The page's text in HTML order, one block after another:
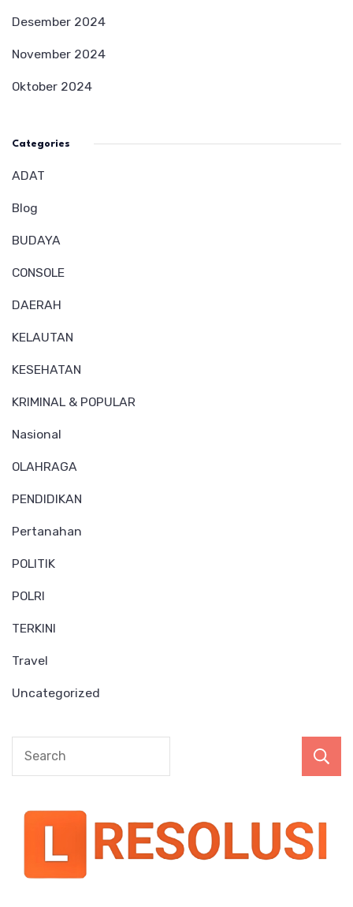
Desember 2024
November 2024
Oktober 2024
Categories
ADAT
Blog
BUDAYA
CONSOLE
DAERAH
KELAUTAN
KESEHATAN
KRIMINAL & POPULAR
Nasional
OLAHRAGA
PENDIDIKAN
Pertanahan
POLITIK
POLRI
TERKINI
Travel
Uncategorized